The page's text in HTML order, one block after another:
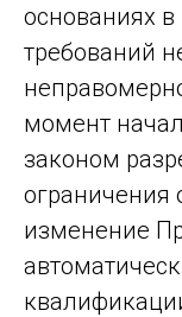
основаниях в
требований
момент
законом
ограничения
изменение